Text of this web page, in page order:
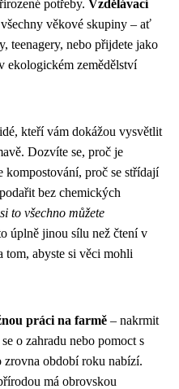
potřeby. Vzdělávací
věkové skupiny – ať
teenagery, nebo přijdete jako
ekologickém zemědělství
kteří vám dokážou vysvětlit
Dozvíte se, proč je
proč se střídají
bez chemických
to všechno můžete
úplně jinou sílu než čtení v
tom, abyste si věci mohli
práci na farmě – nakrmit
o zahradu nebo pomoct s
období roku nabízí.
má obrovskou